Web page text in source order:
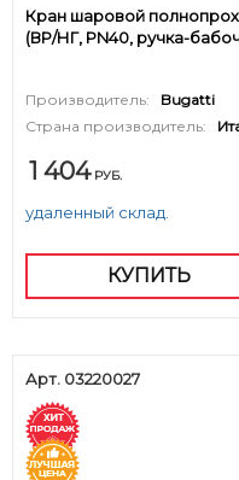
Кран шаровой
(ВР/НГ, PN40, ручка-
Производитель:
Bugatti
Страна производитель:
1 404 РУБ.
удаленный склад.
КУПИТЬ
Арт. 03220027